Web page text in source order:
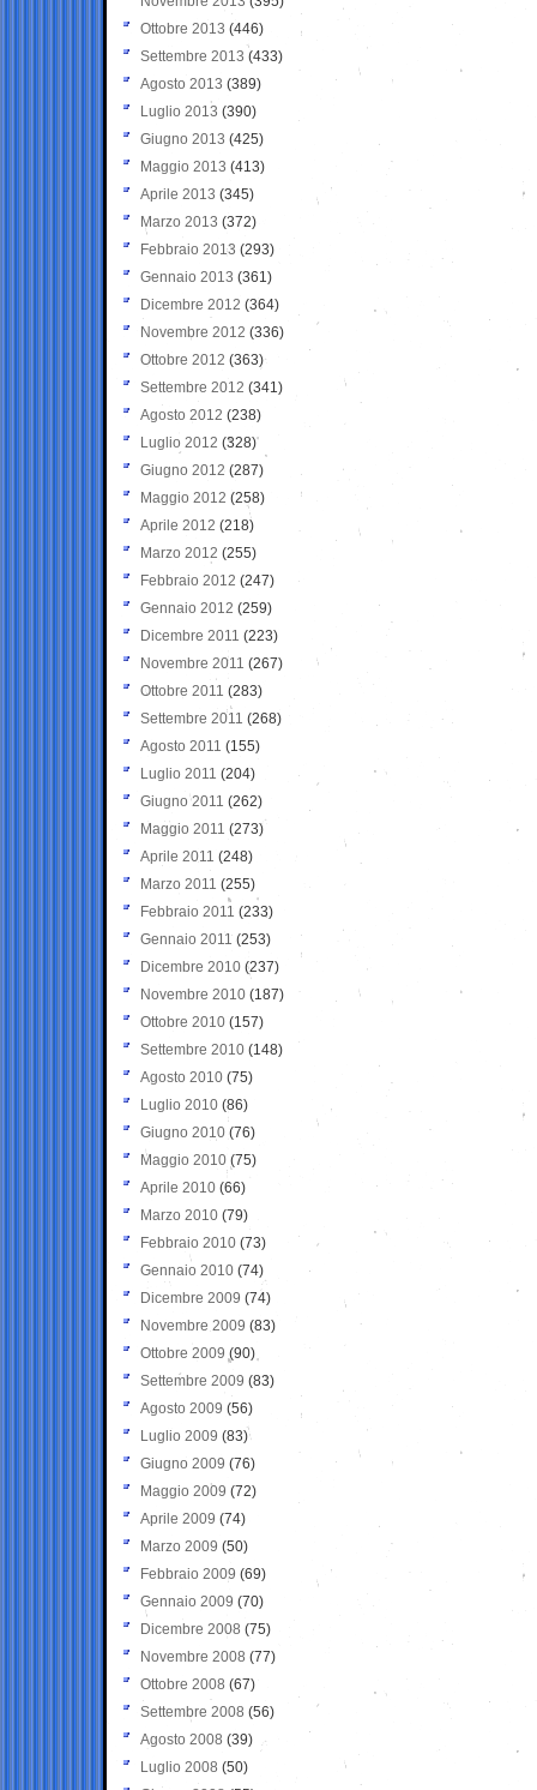
Ottobre 2013 (446)
Settembre 2013 (433)
Agosto 2013 (389)
Luglio 2013 (390)
Giugno 2013 (425)
Maggio 2013 (413)
Aprile 2013 (345)
Marzo 2013 (372)
Febbraio 2013 (293)
Gennaio 2013 (361)
Dicembre 2012 (364)
Novembre 2012 (336)
Ottobre 2012 (363)
Settembre 2012 (341)
Agosto 2012 (238)
Luglio 2012 (328)
Giugno 2012 (287)
Maggio 2012 (258)
Aprile 2012 (218)
Marzo 2012 (255)
Febbraio 2012 (247)
Gennaio 2012 (259)
Dicembre 2011 (223)
Novembre 2011 (267)
Ottobre 2011 (283)
Settembre 2011 (268)
Agosto 2011 (155)
Luglio 2011 (204)
Giugno 2011 (262)
Maggio 2011 (273)
Aprile 2011 (248)
Marzo 2011 (255)
Febbraio 2011 (233)
Gennaio 2011 (253)
Dicembre 2010 (237)
Novembre 2010 (187)
Ottobre 2010 (157)
Settembre 2010 (148)
Agosto 2010 (75)
Luglio 2010 (86)
Giugno 2010 (76)
Maggio 2010 (75)
Aprile 2010 (66)
Marzo 2010 (79)
Febbraio 2010 (73)
Gennaio 2010 (74)
Dicembre 2009 (74)
Novembre 2009 (83)
Ottobre 2009 (90)
Settembre 2009 (83)
Agosto 2009 (56)
Luglio 2009 (83)
Giugno 2009 (76)
Maggio 2009 (72)
Aprile 2009 (74)
Marzo 2009 (50)
Febbraio 2009 (69)
Gennaio 2009 (70)
Dicembre 2008 (75)
Novembre 2008 (77)
Ottobre 2008 (67)
Settembre 2008 (56)
Agosto 2008 (39)
Luglio 2008 (50)